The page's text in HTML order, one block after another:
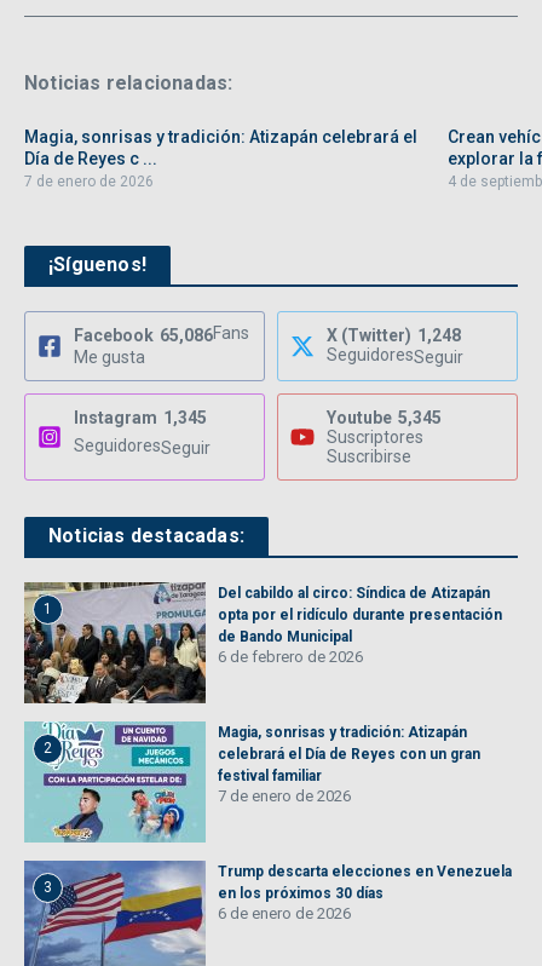
Noticias relacionadas:
Magia, sonrisas y tradición: Atizapán celebrará el
Día de Reyes c ...
7 de enero de 2026
Crean
explorar la
4 de
¡Síguenos!
Facebook 65,086Fans
Me gusta
X (Twitter) 1,248
SeguidoresSeguir
Instagram 1,345
SeguidoresSeguir
Youtube 5,345
Suscriptores
Suscribirse
Noticias destacadas:
1
Del cabildo al circo: Síndica de Atizapán
opta por el ridículo durante presentación
de Bando Municipal
6 de febrero de 2026
2
Magia, sonrisas y tradición: Atizapán
celebrará el Día de Reyes con un gran
festival familiar
7 de enero de 2026
3
Trump descarta elecciones en Venezuela
en los próximos 30 días
6 de enero de 2026